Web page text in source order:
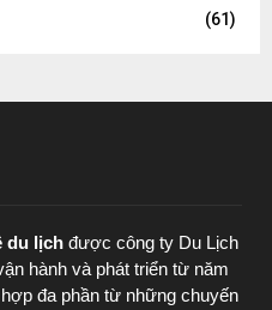
(61)
du lịchđược công ty Du Lịch
hành và phát triển từ năm
đa phần từ những chuyến